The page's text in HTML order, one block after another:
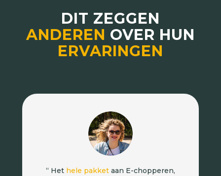
DIT ZEGGEN
ANDEREN OVER HUN
ERVARINGEN
“ Het hele pakketaan E-chopperen,